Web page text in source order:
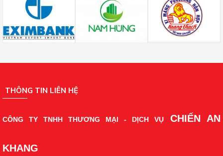
THÔNG TIN LIÊN HỆ
CÔNG TY TNHH THƯƠNG MẠI - DỊCH VỤ CHIẾN AN
KHANG